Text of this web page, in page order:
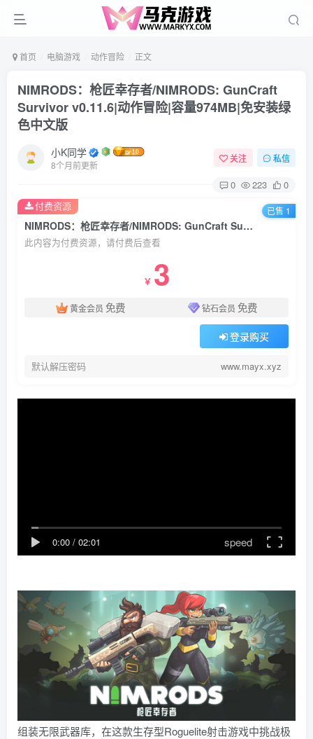
首页 电脑游戏 动作冒险 正文
NIMRODS：枪匠幸存者/NIMRODS: GunCraft
Survivor v0.11.6|动作冒险|容量974MB|免安装绿
色中文版
小K同学
8个月前更新
关注 私信
0 223 0
NIMRODS：枪匠幸存者/NIMRODS: GunCraft Survivor v0.11.6|动作冒险|容量974MB|免安装绿色中文版
此内容为付费资源，请付费后查看
￥ 3
黄金会员 免费 钻石会员 免费
登录购买
默认解压密码 www.mayx.xyz
付费资源 已售 1
0:00 / 02:01 speed
组装无限武器库，在这款生存型Roguelite射击游戏中挑战极